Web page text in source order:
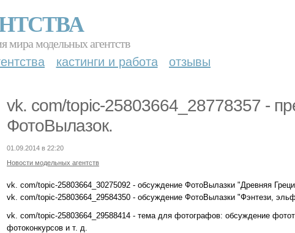
мира модельных агентств
кастинги и работа отзывы
vk. com/topic-25803664_28778357 -
ФотоВылазок.
01.09.2014 в 22:20
Новости модельных агентств
vk. com/topic-25803664_30275092 - обсуждение ФотоВылазки "Древняя
vk. com/topic-25803664_29584350 - обсуждение ФотоВылазки "Фэнтези,
vk. com/topic-25803664_29588414 - тема для фотографов: обсуждение
фотоконкурсов и т. д.